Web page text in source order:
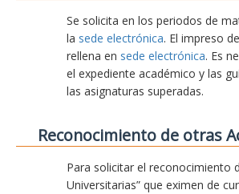
Se solicita en los periodos de
la sede electrónica. El impreso
rellena en sede electrónica. Es
el expediente académico y las
las asignaturas superadas.
Reconocimiento de otras
Para solicitar el reconocimiento
Universitarias” que eximen de